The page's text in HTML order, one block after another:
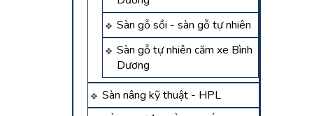
Sàn gỗ sồi - sàn gỗ tự nhiên
Sàn gỗ tự nhiên căm xe Bình
Dương
Sàn nâng kỹ thuật - HPL